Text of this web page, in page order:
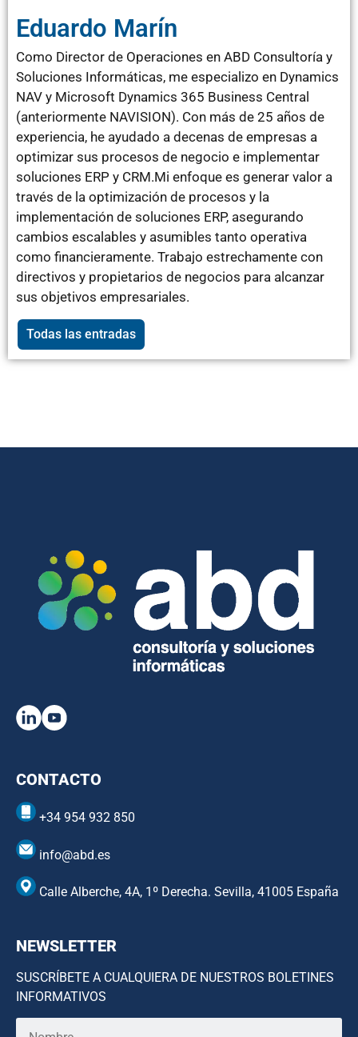
Eduardo Marín
Como Director de Operaciones en ABD Consultoría y
Soluciones Informáticas, me especializo en Dynamics
NAV y Microsoft Dynamics 365 Business Central
(anteriormente NAVISION). Con más de 25 años de
experiencia, he ayudado a decenas de empresas a
optimizar sus procesos de negocio e implementar
soluciones ERP y CRM.Mi enfoque es generar valor a
través de la optimización de procesos y la
implementación de soluciones ERP, asegurando
cambios escalables y asumibles tanto operativa
como financieramente. Trabajo estrechamente con
directivos y propietarios de negocios para alcanzar
sus objetivos empresariales.
Todas las entradas
CONTACTO
+34 954 932 850
info@abd.es
Calle Alberche, 4A, 1º Derecha. Sevilla, 41005 España
NEWSLETTER
SUSCRÍBETE A CUALQUIERA DE NUESTROS BOLETINES
INFORMATIVOS